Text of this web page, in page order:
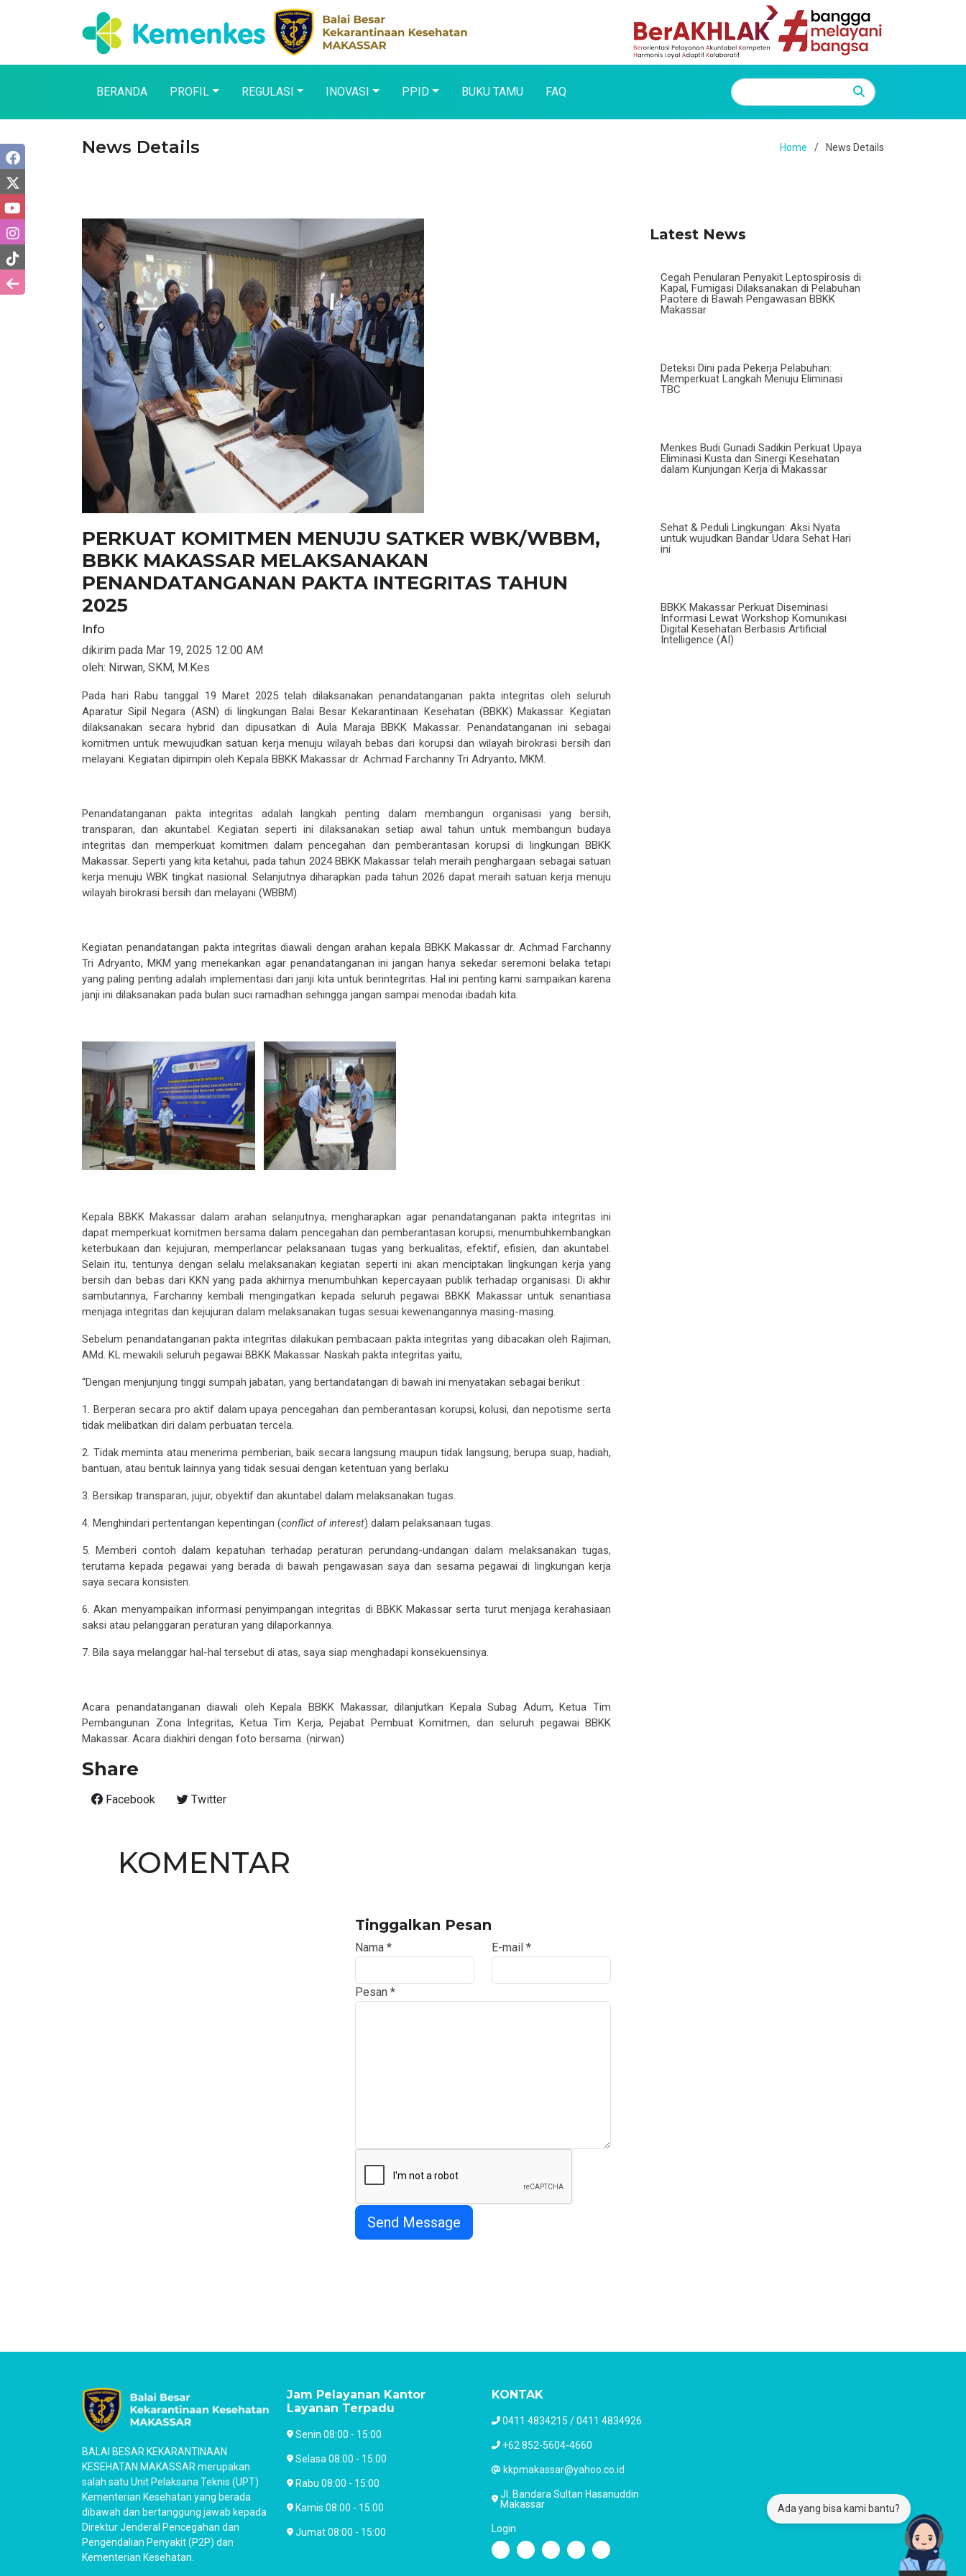
BERANDA PROFIL REGULASI INOVASI PPID BUKU TAMU FAQ
News Details Home News Details
PERKUAT KOMITMEN MENUJU SATKER WBK/WBBM,
BBKK MAKASSAR MELAKSANAKAN
PENANDATANGANAN PAKTA INTEGRITAS TAHUN
2025
Info
dikirim pada Mar 19, 2025 12:00 AM
oleh: Nirwan, SKM, M.Kes
Pada hari Rabu tanggal 19 Maret 2025telah dilaksanakan penandatanganan pakta integritas oleh seluruh
AparaturSipil Negara (ASN) di lingkungan Balai BesarKekarantinaan Kesehatan (BBKK) Makassar. Kegiatan
dilaksanakan secara hybrid dan dipusatkan di Aula Maraja BBKK Makassar. Penandatanganan ini sebagai
komitmen untuk mewujudkan satuan kerja menuju wilayah bebas dari korupsi dan wilayah birokrasi bersih dan
melayani. Kegiatan dipimpin oleh Kepala BBKK Makassar dr. Achmad Farchanny Tri Adryanto, MKM.
Penandatanganan pakta integritas adalah langkah penting dalam membangun organisasi yang bersih,
transparan, dan akuntabel. Kegiatan seperti ini dilaksanakan setiap awal tahun untuk membangun budaya
integritas dan memperkuat komitmen dalam pencegahan dan pemberantasan korupsi di lingkungan BBKK
Makassar. Seperti yangkita ketahui, pada tahun 2024 BBKK Makassar telah meraih penghargaan sebagai satuan
kerja menuju WBK tingkat nasional.Selanjutnya diharapkan pada tahun 2026 dapat meraih satuan kerja menuju
wilayah birokrasi bersih dan melayani (WBBM).
Kegiatan penandatangan pakta integritas diawali dengan arahan kepala BBKK Makassar dr. Achmad Farchanny
Tri Adryanto, MKM yang menekankan agar penandatanganan ini jangan hanya sekedar seremoni belaka tetapi
yang paling penting adalah implementasi dari janji kita untuk berintegritas. Hal ini penting kami sampaikan karena
janji ini dilaksanakan pada bulan suci ramadhan sehingga jangan sampai menodai ibadah kita.
Kepala BBKK Makassardalam arahan selanjutnya, mengharapkan agar penandatanganan pakta integritas ini
dapatmemperkuat komitmen bersama dalam pencegahan dan pemberantasan korupsi, menumbuhkembangkan
keterbukaan dan kejujuran, memperlancar pelaksanaan tugas yang berkualitas, efektif, efisien, dan akuntabel.
Selain itu, tentunya dengan selalu melaksanakan kegiatan seperti ini akan menciptakan lingkungan kerja yang
bersih dan bebas dari KKN yang pada akhirnya menumbuhkan kepercayaan publik terhadap organisasi. Di akhir
sambutannya, Farchanny kembali mengingatkan kepada seluruh pegawai BBKK Makassaruntuk senantiasa
menjaga integritas dan kejujuran dalam melaksanakan tugas sesuai kewenangannya masing-masing.
Sebelum penandatanganan pakta integritas dilakukan pembacaan pakta integritas yang dibacakan oleh Rajiman,
AMd. KL mewakili seluruh pegawai BBKK Makassar. Naskah pakta integritas yaitu,
“Dengan menjunjung tinggi sumpah jabatan, yang bertandatangan di bawah ini menyatakan sebagai berikut :
1. Berperan secara pro aktif dalam upaya pencegahan dan pemberantasan korupsi, kolusi, dan nepotisme serta
tidak melibatkan diri dalam perbuatan tercela.
2. Tidak meminta atau menerima pemberian, baik secara langsung maupun tidak langsung, berupa suap, hadiah,
bantuan, atau bentuk lainnya yang tidak sesuai dengan ketentuan yang berlaku
3. Bersikap transparan, jujur, obyektif dan akuntabel dalam melaksanakan tugas.
4. Menghindari pertentangan kepentingan (conflict of interest) dalam pelaksanaan tugas.
5. Memberi contoh dalam kepatuhan terhadap peraturan perundang-undangan dalam melaksanakan tugas,
terutama kepada pegawai yang berada di bawah pengawasan saya dan sesamapegawai di lingkungan kerja
saya secara konsisten.
6.Akan menyampaikan informasi penyimpangan integritas di BBKK Makassar serta turut menjaga kerahasiaan
saksi atau pelanggaran peraturan yang dilaporkannya.
7. Bila saya melanggar hal-hal tersebut di atas, saya siap menghadapi konsekuensinya.
Acara penandatanganan diawali oleh Kepala BBKK Makassar, dilanjutkan Kepala Subag Adum, Ketua Tim
Pembangunan Zona Integritas, Ketua Tim Kerja, Pejabat Pembuat Komitmen, dan seluruh pegawai BBKK
Makassar. Acara diakhiri dengan foto bersama. (nirwan)
Share
Facebook Twitter
KOMENTAR
Tinggalkan Pesan
Nama * E-mail *
Pesan *
Latest News
Cegah Penularan Penyakit Leptospirosis di
Kapal, Fumigasi Dilaksanakan di Pelabuhan
Paotere di Bawah Pengawasan BBKK
Makassar
Deteksi Dini pada Pekerja Pelabuhan:
Memperkuat Langkah Menuju Eliminasi
TBC
Menkes Budi Gunadi Sadikin Perkuat Upaya
Eliminasi Kusta dan Sinergi Kesehatan
dalam Kunjungan Kerja di Makassar
Sehat & Peduli Lingkungan: Aksi Nyata
untuk wujudkan Bandar Udara Sehat Hari
ini
BBKK Makassar Perkuat Diseminasi
Informasi Lewat Workshop Komunikasi
Digital Kesehatan Berbasis Artificial
Intelligence (AI)
Ada yang bisa kami bantu?
BALAI BESAR KEKARANTINAAN
KESEHATAN MAKASSAR merupakan
salah satu Unit Pelaksana Teknis (UPT)
Kementerian Kesehatan yang berada
dibawah dan bertanggung jawab kepada
Direktur Jenderal Pencegahan dan
Pengendalian Penyakit (P2P) dan
Kementerian Kesehatan.
Jam Pelayanan Kantor
Layanan Terpadu
Senin 08:00 - 15:00
Selasa 08:00 - 15:00
Rabu 08:00 - 15:00
Kamis 08:00 - 15:00
Jumat 08:00 - 15:00
KONTAK
0411 4834215 / 0411 4834926
+62 852-5604-4660
kkpmakassar@yahoo.co.id
Jl. Bandara Sultan Hasanuddin
Makassar
Login